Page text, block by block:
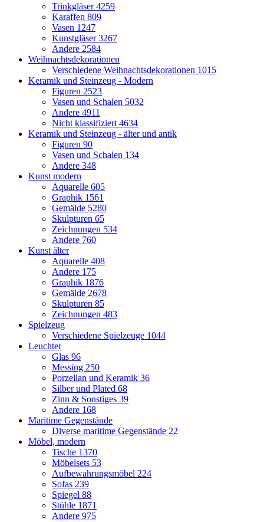
Trinkgläser4259
Karaffen 809
Vasen 1247
Kunstgläser3267
Andere 2584
Weihnachtsdekorationen
Verschiedene Weihnachtsdekorationen 1015
Keramik und Steinzeug - Modern
Figuren 2523
Vasen und Schalen 5032
Andere 4911
Nicht klassifiziert 4634
Keramik und Steinzeug - älter und antik
Figuren 90
Vasen und Schalen 134
Andere 348
Kunst modern
Aquarelle 605
Graphik 1561
Gemälde 5280
Skulpturen 65
Zeichnungen 534
Andere 760
Kunst älter
Aquarelle 408
Andere 175
Graphik 1876
Gemälde 2678
Skulpturen 85
Zeichnungen 483
Spielzeug
Verschiedene Spielzeuge 1044
Leuchter
Glas 96
Messing 250
Porzellan und Keramik 36
Silber und Plated 68
Zinn & Sonstiges 39
Andere 168
Maritime Gegenstände
Diverse maritime Gegenstände 22
Möbel, modern
Tische 1370
Möbelsets 53
Aufbewahrungsmöbel 224
Sofas 239
Spiegel 88
Stühle 1871
Andere 975